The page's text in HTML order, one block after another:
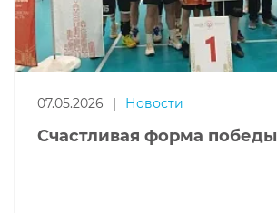
07.05.2026 Новости
Счастливая форма победы